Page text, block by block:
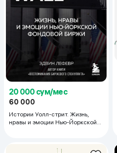
20 000 сум/мес
60 000
Истории Уолл-стрит. Жизнь,
нравы и эмоции Нью-Йоркской